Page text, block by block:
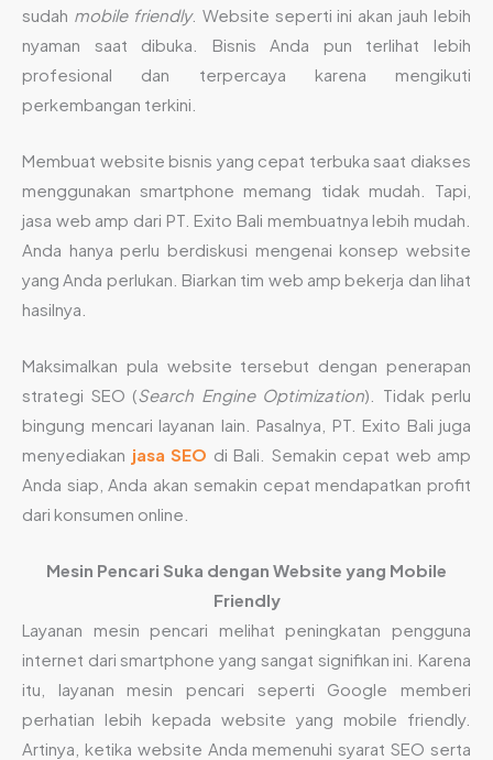
sudah mobile friendly. Website seperti ini akan jauh lebih
nyaman saat dibuka. Bisnis Anda pun terlihat lebih
profesional dan terpercaya karena mengikuti
perkembangan terkini.
Membuat website bisnis yang cepat terbuka saat diakses
menggunakan smartphone memang tidak mudah. Tapi,
jasa web amp dari PT. Exito Bali membuatnya lebih mudah.
Anda hanya perlu berdiskusi mengenai konsep website
yang Anda perlukan. Biarkan tim web amp bekerja dan lihat
hasilnya.
Maksimalkan pula website tersebut dengan penerapan
strategi SEO (Search Engine Optimization). Tidak perlu
bingung mencari layanan lain. Pasalnya, PT. Exito Bali juga
menyediakan jasa SEO di Bali. Semakin cepat web amp
Anda siap, Anda akan semakin cepat mendapatkan profit
dari konsumen online.
Mesin Pencari Suka dengan Website yang Mobile
Friendly
Layanan mesin pencari melihat peningkatan pengguna
internet dari smartphone yang sangat signifikan ini. Karena
itu, layanan mesin pencari seperti Google memberi
perhatian lebih kepada website yang mobile friendly.
Artinya, ketika website Anda memenuhi syarat SEO serta